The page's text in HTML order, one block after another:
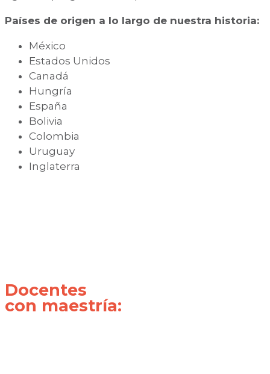
Países de origen a lo largo de nuestra historia:
México
Estados Unidos
Canadá
Hungría
España
Bolivia
Colombia
Uruguay
Inglaterra
Docentes
con maestría: